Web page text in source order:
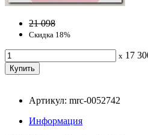
21 098
Скидка 18%
x 17
Артикул: mrc-0052742
Информация